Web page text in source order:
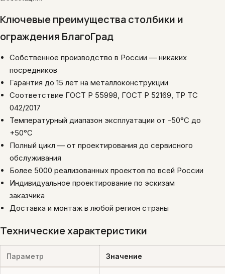
Ключевые преимущества столбики и
ограждения БлагоГрад
Собственное производство в России — никаких
посредников
Гарантия до 15 лет на металлоконструкции
Соответствие ГОСТ Р 55998, ГОСТ Р 52169, ТР ТС
042/2017
Температурный диапазон эксплуатации от -50°C до
+50°C
Полный цикл — от проектирования до сервисного
обслуживания
Более 5000 реализованных проектов по всей России
Индивидуальное проектирование по эскизам
заказчика
Доставка и монтаж в любой регион страны
Технические характеристики
Параметр Значение